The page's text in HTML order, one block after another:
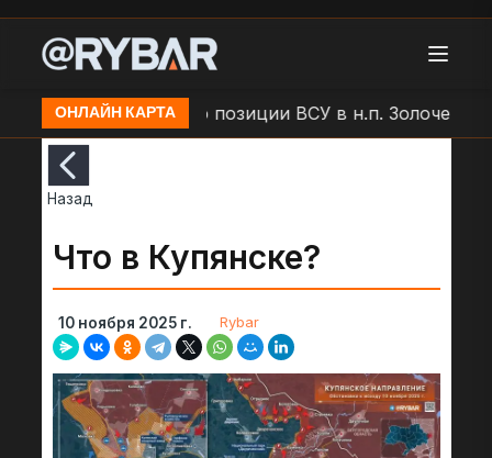
ОНЛАЙН КАРТА
БЛА "Молния" по позиции ВСУ в н.п. Золочев
Назад
Что в Купянске?
10 ноября 2025 г. Rybar